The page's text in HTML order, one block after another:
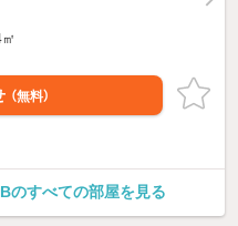
（無料）
のすべての部屋を見る